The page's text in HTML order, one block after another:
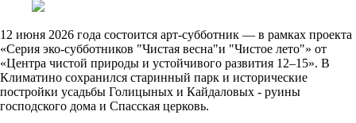
12 июня 2026 года состоится арт‑субботник — в рамках проекта
«Серия эко‑субботников "Чистая весна"и "Чистое лето"» от
«Центра чистой природы и устойчивого развития 12–15». В
Климатино сохранился старинный парк и исторические
постройки усадьбы Голицыных и Кайдаловых - руины
господского дома и Спасская церковь.